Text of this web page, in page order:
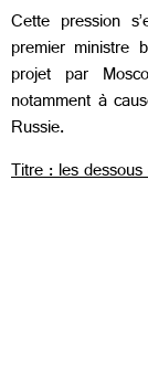
Cette pression
premier ministre
projet par
notamment à
Russie.
Titre : les